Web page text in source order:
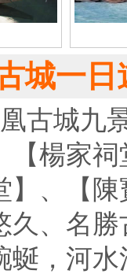
城一
古城九
【楊家
】、【
久、名
蜒，河